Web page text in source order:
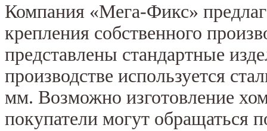
Компания «Мега-Фикс»
крепления собственного
представлены стандартные
производстве используется
мм. Возможно изготовление
покупатели могут обращаться